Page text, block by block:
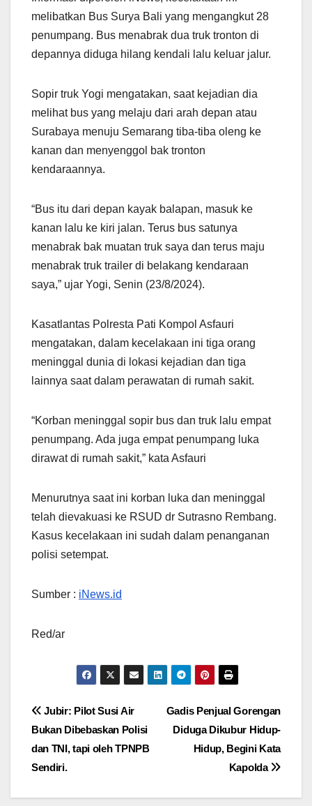
melibatkan Bus Surya Bali yang mengangkut 28
penumpang. Bus menabrak dua truk tronton di
depannya diduga hilang kendali lalu keluar jalur.
Sopir truk Yogi mengatakan, saat kejadian dia
melihat bus yang melaju dari arah depan atau
Surabaya menuju Semarang tiba-tiba oleng ke
kanan dan menyenggol bak tronton
kendaraannya.
“Bus itu dari depan kayak balapan, masuk ke
kanan lalu ke kiri jalan. Terus bus satunya
menabrak bak muatan truk saya dan terus maju
menabrak truk trailer di belakang kendaraan
saya,” ujar Yogi, Senin (23/8/2024).
Kasatlantas Polresta Pati Kompol Asfauri
mengatakan, dalam kecelakaan ini tiga orang
meninggal dunia di lokasi kejadian dan tiga
lainnya saat dalam perawatan di rumah sakit.
“Korban meninggal sopir bus dan truk lalu empat
penumpang. Ada juga empat penumpang luka
dirawat di rumah sakit,” kata Asfauri
Menurutnya saat ini korban luka dan meninggal
telah dievakuasi ke RSUD dr Sutrasno Rembang.
Kasus kecelakaan ini sudah dalam penanganan
polisi setempat.
Sumber : iNews.id
Red/ar
Navigasi
pos
Gadis Penjual Gorengan
Diduga Dikubur Hidup-
Hidup, Begini Kata
Kapolda
Jubir: Pilot Susi Air
Bukan Dibebaskan Polisi
dan TNI, tapi oleh TPNPB
Sendiri.